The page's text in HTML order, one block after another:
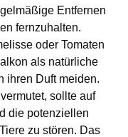
Entfernen
fernzuhalten.
oder Tomaten
als natürliche
ihren Duft meiden.
sollte auf
die potenziellen
zu stören. Das